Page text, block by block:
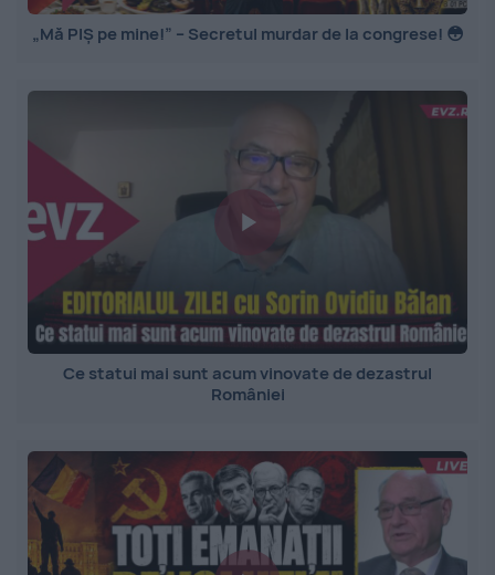
„Mă PIȘ pe mine!” – Secretul murdar de la congrese! 😳
Ce statui mai sunt acum vinovate de dezastrul
României